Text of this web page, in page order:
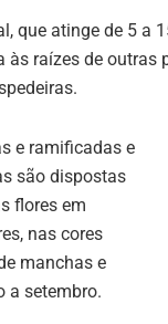
que atinge de 5 a
às raízes de
e ramificadas e
são dispostas
flores em
nas cores
manchas e
a setembro.